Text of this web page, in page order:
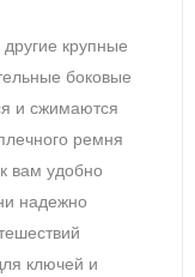
крупные
боковые
и сжимаются
ремня
вам удобно
надежно
ключей и